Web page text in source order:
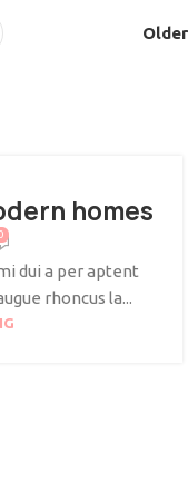
Older
homes
dui a per aptent
rhoncus la...